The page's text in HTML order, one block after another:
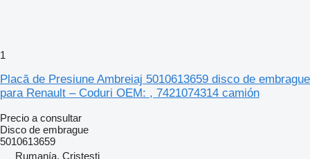
1
Placă de Presiune Ambreiaj 5010613659 disco de embrague
para Renault – Coduri OEM: , 7421074314 camión
Precio a consultar
Disco de embrague
5010613659
Rumanía, Cristesti